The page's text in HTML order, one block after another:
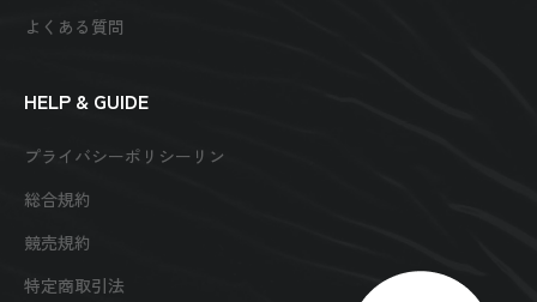
よくある質問
HELP & GUIDE
プライバシーポリシーリン
総合規約
競売規約
特定商取引法